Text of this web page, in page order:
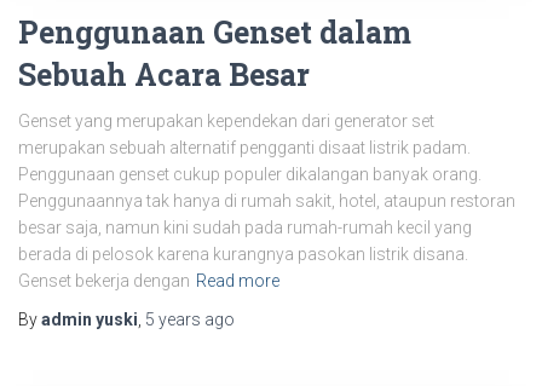
Penggunaan Genset dalam
Sebuah Acara Besar
Genset yang merupakan kependekan dari generator set
merupakan sebuah alternatif pengganti disaat listrik padam.
Penggunaan genset cukup populer dikalangan banyak orang.
Penggunaannya tak hanya di rumah sakit, hotel, ataupun restoran
besar saja, namun kini sudah pada rumah-rumah kecil yang
berada di pelosok karena kurangnya pasokan listrik disana.
Genset bekerja dengan Read more
Byadmin yuski, 5 years ago